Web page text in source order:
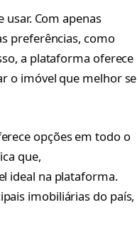
Com apenas
preferências, como
a plataforma oferece
o imóvel que melhor se
opções em todo o
que,
ideal na plataforma.
imobiliárias do país,